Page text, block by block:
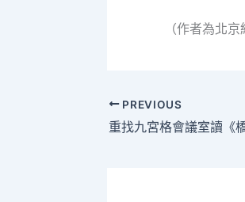
（作者為北
PREVIOUS